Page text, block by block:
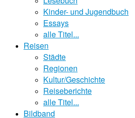
Kinder- und Jugendbuch
Essays
alle Titel...
Reisen
Städte
Regionen
Kultur/Geschichte
Reiseberichte
alle Titel...
Bildband